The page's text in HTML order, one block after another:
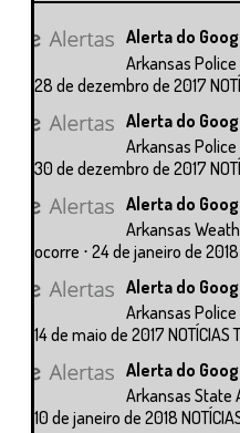
Alerta do
Arkansas
28 de dezembro de 2017
Alerta do
Arkansas
30 de dezembro de 2017
Alerta do
Arkansas
ocorre ⋅ 24 de janeiro de 2018
Alerta do
Arkansas
14 de maio de 2017 NOTÍCIAS
Alerta do
Arkansas State
10 de janeiro de 2018